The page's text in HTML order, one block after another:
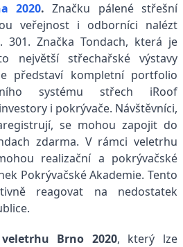
2020.Značku pálené střešní
veřejnost i odborníci nalézt
Značka Tondach, která je
největší střechařské výstavy
představí kompletní portfolio
systému střech iRoof
i pokrývače. Návštěvníci,
se mohou zapojit do
zdarma. V rámci veletrhu
realizační a pokrývačské
Pokrývačské Akademie. Tento
reagovat na nedostatek
Brno 2020, který lze